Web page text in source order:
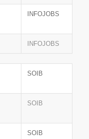
INFOJOBS
INFOJOBS
SOIB
SOIB
SOIB